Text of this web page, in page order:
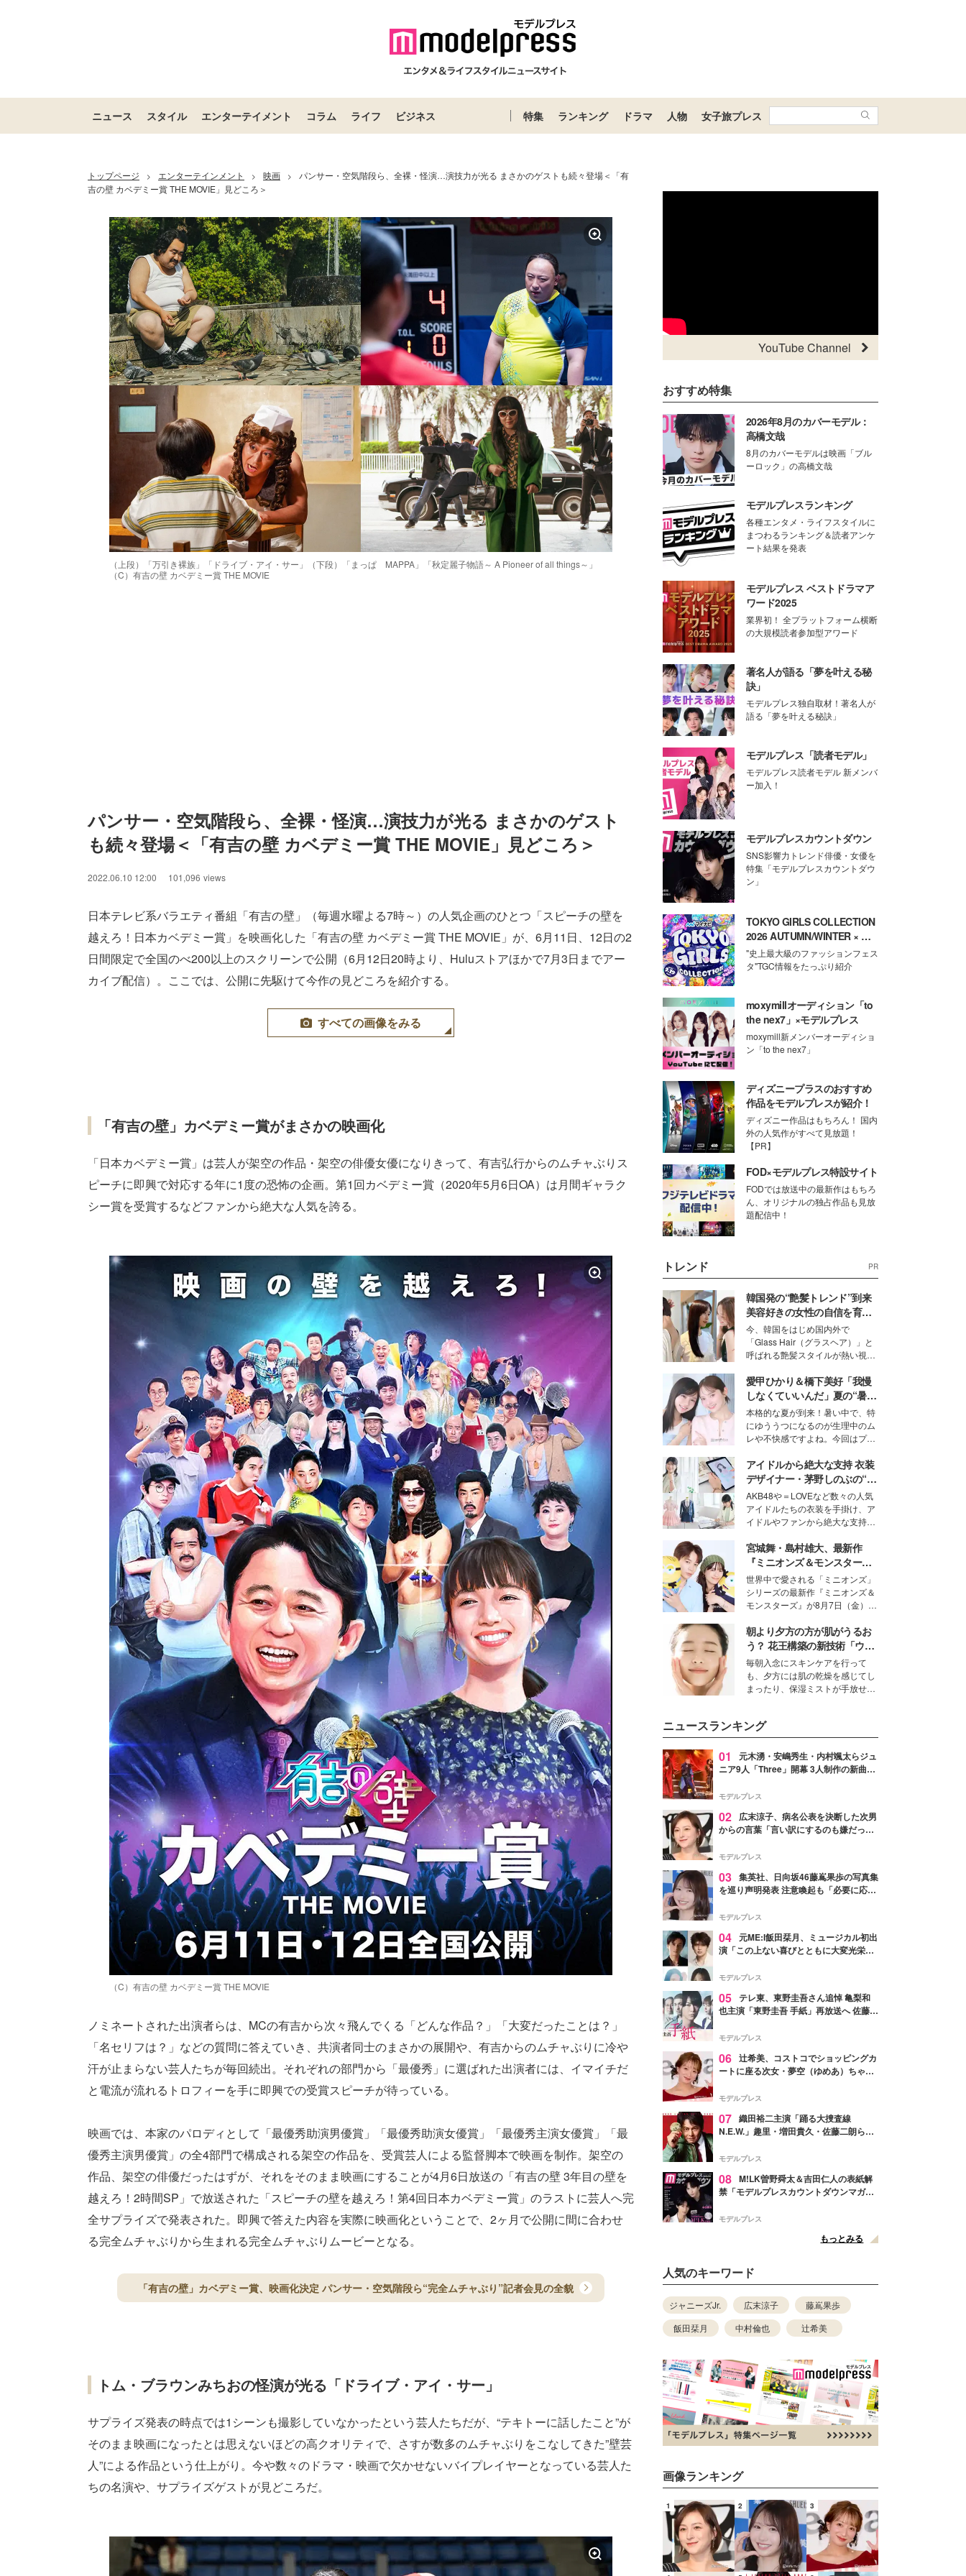
ニュース スタイル エンターテイメント コラム ライフ ビジネス 特集 ランキング ドラマ 人物 女子旅プレス
トップページ > エンターテインメント > 映画 >
パンサー・空気階段ら、全裸・怪演…演技力が光る まさかのゲストも続々登場＜「有
吉の壁 カベデミー賞 THE MOVIE」見どころ＞
（上段）「万引き裸族」「ドライブ・アイ・サー」（下段）「まっぱ MAPPA」「秋定麗子物語～ A Pioneer of all things～」
（C）有吉の壁 カベデミー賞 THE MOVIE
パンサー・空気階段ら、全裸・怪演…演技力が光る まさかのゲスト
も続々登場＜「有吉の壁 カベデミー賞 THE MOVIE」見どころ＞
2022.06.10 12:00 101,096 views
日本テレビ系バラエティ番組「有吉の壁」（毎週水曜よる7時～）の人気企画のひとつ「スピーチの壁を
越えろ！日本カベデミー賞」を映画化した「有吉の壁 カベデミー賞 THE MOVIE」が、6月11日、12日の2
日間限定で全国のべ200以上のスクリーンで公開（6月12日20時より、Huluストアほかで7月3日までアー
カイブ配信）。ここでは、公開に先駆けて今作の見どころを紹介する。
すべての画像をみる
「有吉の壁」カベデミー賞がまさかの映画化
「日本カベデミー賞」は芸人が架空の作品・架空の俳優女優になりきって、有吉弘行からのムチャぶりス
ピーチに即興で対応する年に1度の恐怖の企画。第1回カベデミー賞（2020年5月6日OA）は月間ギャラク
シー賞を受賞するなどファンから絶大な人気を誇る。
（C）有吉の壁 カベデミー賞 THE MOVIE
ノミネートされた出演者らは、MCの有吉から次々飛んでくる「どんな作品？」「大変だったことは？」
「名セリフは？」などの質問に答えていき、共演者同士のまさかの展開や、有吉からのムチャぶりに冷や
汗が止まらない芸人たちが毎回続出。それぞれの部門から「最優秀」に選ばれた出演者には、イマイチだ
と電流が流れるトロフィーを手に即興での受賞スピーチが待っている。
映画では、本家のパロディとして「最優秀助演男優賞」「最優秀助演女優賞」「最優秀主演女優賞」「最
優秀主演男優賞」の全4部門で構成される架空の作品を、受賞芸人による監督脚本で映画を制作。架空の
作品、架空の俳優だったはずが、それをそのまま映画にすることが4月6日放送の「有吉の壁 3年目の壁を
越えろ！2時間SP」で放送された「スピーチの壁を越えろ！第4回日本カベデミー賞」のラストに芸人へ完
全サプライズで発表された。即興で答えた内容を実際に映画化ということで、2ヶ月で公開に間に合わせ
る完全ムチャぶりから生まれる完全ムチャぶりムービーとなる。
「有吉の壁」カベデミー賞、映画化決定 パンサー・空気階段ら“完全ムチャぶり”記者会見の全貌
トム・ブラウンみちおの怪演が光る「ドライブ・アイ・サー」
サプライズ発表の時点では1シーンも撮影していなかったという芸人たちだが、“テキトーに話したこと”が
そのまま映画になったとは思えないほどの高クオリティで、さすが数多のムチャぶりをこなしてきた”壁芸
人”による作品という仕上がり。今や数々のドラマ・映画で欠かせないバイプレイヤーとなっている芸人た
ちの名演や、サプライズゲストが見どころだ。
YouTube Channel
おすすめ特集
2026年8月のカバーモデル：
高橋文哉
8月のカバーモデルは映画「ブル
ーロック」の高橋文哉
モデルプレスランキング
各種エンタメ・ライフスタイルに
まつわるランキング＆読者アンケ
ート結果を発表
モデルプレス ベストドラマア
ワード2025
業界初！ 全プラットフォーム横断
の大規模読者参加型アワード
著名人が語る「夢を叶える秘
訣」
モデルプレス独自取材！著名人が
語る「夢を叶える秘訣」
モデルプレス「読者モデル」
モデルプレス読者モデル 新メンバ
ー加入！
モデルプレスカウントダウン
SNS影響力トレンド俳優・女優を
特集「モデルプレスカウントダウ
ン」
TOKYO GIRLS COLLECTION
2026 AUTUMN/WINTER × モ
デルプレス
"史上最大級のファッションフェス
タ"TGC情報をたっぷり紹介
moxymillオーディション「to
the nex7」×モデルプレス
moxymill新メンバーオーディショ
ン「to the nex7」
ディズニープラスのおすすめ
作品をモデルプレスが紹介！
ディズニー作品はもちろん！ 国内
外の人気作がすべて見放題！
【PR】
FOD×モデルプレス特設サイト
FODでは放送中の最新作はもちろ
ん、オリジナルの独占作品も見放
題配信中！
トレンド PR
韓国発の“艶髪トレンド”到来
美容好きの女性の自信を育む
「ヘアケア事情」って？
今、韓国をはじめ国内外で
「Glass Hair（グラスヘア）」と
呼ばれる艶髪スタイルが熱い視線
ションの完成度を高めるベースと
して、“髪そのものの美しさ”に改
めて注目する人が増えている様
子。今回は、そんな憧れの艶やか
な髪を日常で叶える、美容好きの
女性たちのヘアケア事情を紹介し
ます。
愛甲ひかり＆橋下美好「我慢
しなくていいんだ」夏の“暑さ
対策”の新しい選択肢とは？
本格的な夏が到来！暑い中で、特
にゆううつになるのが生理中のム
レや不快感ですよね。今回はプラ
モデル・愛甲ひかりさんと橋下美
好さんを迎えて本音で女子会トー
ク。猛暑のお出かけを快適に過ご
すヒントや、2人が感動した夏の
生理の新常識にも迫りました。
アイドルから絶大な支持 衣装
デザイナー・茅野しのぶの“可
愛い”を作る美学＜「シチズン
クロスシー」インタビュー＞
AKB48や＝LOVEなど数々の人気
アイドルたちの衣装を手掛け、ア
イドルやファンから絶大な支持を
取締役兼クリエイティブディレク
ター・茅野しのぶ。一人ひとりの
個性に寄り添い、魅力を引き出す
衣装作りは、多くの女性たちに勇
気と自信を与え続けている。
宮城舞・島村雄大、最新作
『ミニオンズ＆モンスター
ズ』の魅力熱弁 ハチャメチャ
だけじゃない“友情と絆”に感
動
世界中で愛される「ミニオンズ」
シリーズの最新作『ミニオンズ＆
モンスターズ』が8月7日（金）に
ニオン好き”という共通点を持つモ
デルの宮城舞と島村雄大の特別対
談をお届け！それぞれの視点か
ら、今作ならではの魅力や予想外
の感動をもたらす奥深いストーリ
ーについて熱く語り合ってもらっ
朝より夕方の方が肌がうるお
う？ 花王構築の新技術「ウォ
ーターキャプチャリングスキ
ン（捕水肌）」がスキンケア
の常識を変える予感
毎朝入念にスキンケアを行って
も、夕方には肌の乾燥を感じてし
まったり、保湿ミストが手放せな
性を秘めた、革新的な「Water
Capturing Skin（ウォーターキャ
プチャリングスキン：捕水肌）」
技術を、花王が構築した。
ニュースランキング
01
元木湧・安嶋秀生・内村颯太らジュ
ニア9人「Three」開幕 3人制作の新曲＆
進んで夢を掴みたい」【ゲネプロレポ】
モデルプレス
02
広末涼子、病名公表を決断した次男
からの言葉「言い訳にするのも嫌だっ
モデルプレス
03 集英社、日向坂46藤嶌果歩の写真集
を巡り声明発表 注意喚起も「必要に応じ
モデルプレス
04 元ME:I飯田栞月、ミュージカル初出
演「この上ない喜びとともに大変光栄」
ャスト発表
モデルプレス
05 テレ東、東野圭吾さん追悼 亀梨和
也主演「東野圭吾 手紙」再放送へ 佐藤隆
モデルプレス
06 辻希美、コストコでショッピングカ
ートに座る次女・夢空（ゆめあ）ちゃん
ぎ」「成長を感じる」の声
モデルプレス
07 織田裕二主演「踊る大捜査線
N.E.W.」趣里・増田貴久・佐藤二朗ら新
徴する“謎のキーワード”も
モデルプレス
08 M!LK曽野舜太＆吉田仁人の表紙解
禁「モデルプレスカウントダウンマガジ
モデルプレス
もっとみる
人気のキーワード
ジャニーズJr. 広末涼子
藤嶌果歩
飯田栞月
中村倫也 辻希美
画像ランキング
1 2 3